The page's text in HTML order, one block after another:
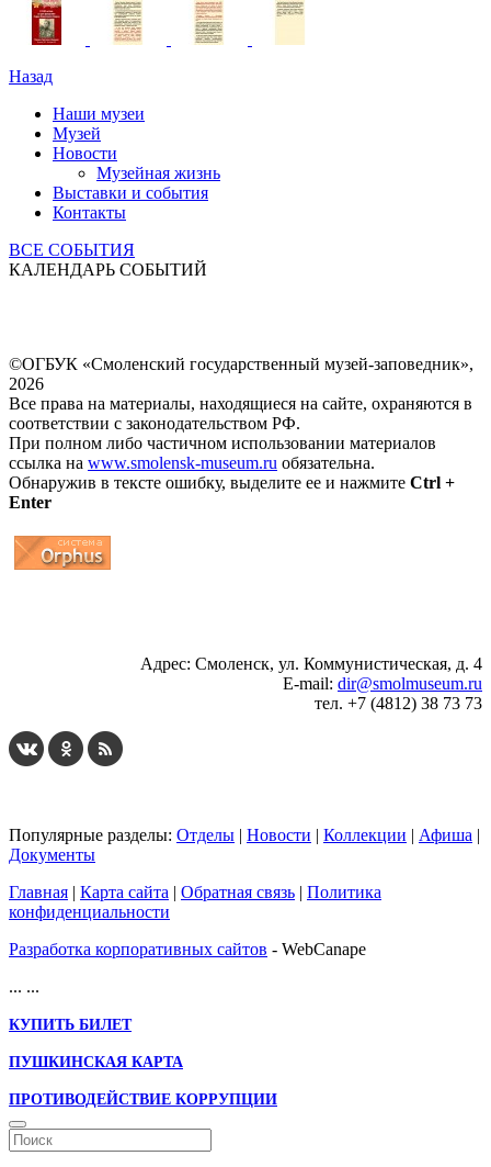
Назад
Наши музеи
Музей
Новости
Музейная жизнь
Выставки и события
Контакты
ВСЕ СОБЫТИЯ
КАЛЕНДАРЬ СОБЫТИЙ
©ОГБУК «Смоленский государственный музей-заповедник»,
2026
Все права на материалы, находящиеся на сайте, охраняются в
соответствии с законодательством РФ.
При полном либо частичном использовании материалов
ссылка на www.smolensk-museum.ru обязательна.
Обнаружив в тексте ошибку, выделите ее и нажмите Ctrl +
Enter
Адрес: Смоленск, ул. Коммунистическая, д. 4
E-mail: dir@smolmuseum.ru
тел. +7 (4812) 38 73 73
Популярные разделы: Отделы | Новости | Коллекции | Афиша |
Документы
Главная | Карта сайта | Обратная связь | Политика
конфиденциальности
Разработка корпоративных сайтов - WebCanape
... ...
КУПИТЬ БИЛЕТ
ПУШКИНСКАЯ КАРТА
ПРОТИВОДЕЙСТВИЕ КОРРУПЦИИ